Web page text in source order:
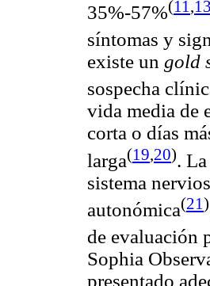
35%-57%(11 ,13
síntomas y
existe un gold
sospecha
vida media de
corta o días
larga(19,20).
sistema
autonómica(21)
de evaluación
Sophia
presentado